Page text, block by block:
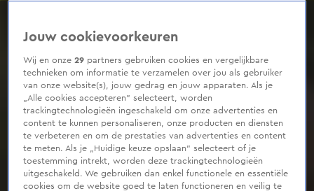
seconds
Jouw cookievoorkeuren
Wij en onze29 partners gebruiken cookies en vergelijkbare
technieken om informatie te verzamelen over jou als gebruiker
van onze website(s), jouw gedrag en jouw apparaten. Als je
„Alle cookies accepteren” selecteert, worden
trackingtechnologieën ingeschakeld om onze advertenties en
content te kunnen personaliseren, onze producten en diensten
te verbeteren en om de prestaties van advertenties en content
te meten. Als je „Huidige keuze opslaan” selecteert of je
toestemming intrekt, worden deze trackingtechnologieën
uitgeschakeld. We gebruiken dan enkel functionele en essentiële
cookies om de website goed te laten functioneren en veilig te